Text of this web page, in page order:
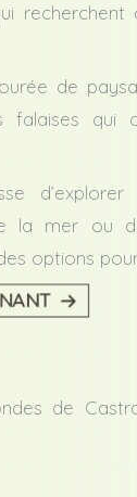
recherchent
de
falaises qui
la mer ou
options
de